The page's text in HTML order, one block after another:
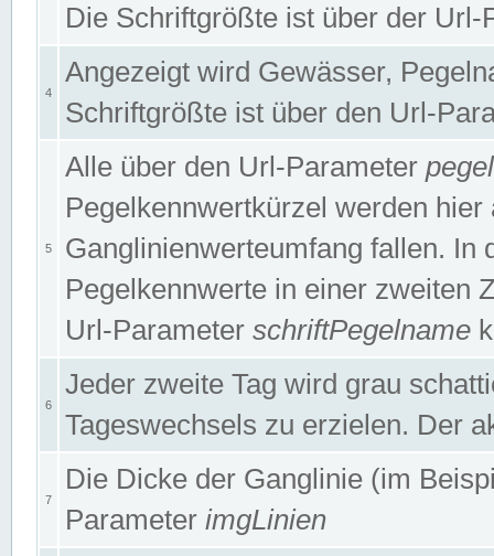
Die Schriftgrößte ist über der
4
Angezeigt wird Gewässer,
Schriftgrößte ist über den Url-
5
Alle über den Url-Parameter
Pegelkennwertkürzel werden
Ganglinienwerteumfang fallen. In
Pegelkennwerte in einer zweiten
Url-Parameter schriftPegelname
6
Jeder zweite Tag wird grau
Tageswechsels zu erzielen. Der
7
Die Dicke der Ganglinie (im
Parameter imgLinien